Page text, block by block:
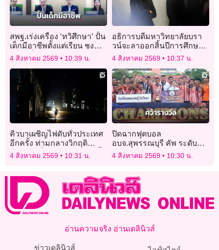
สพฐ.เร่งเครื่อง ‘ทวิศึกษา’ ปั้น
เด็กมีอาชีพตั้งแต่เรียน ชง
ขยายทั่วประเทศ
4 สิงหาคม 2569 10:39 น.
อธิการบดีมหาวิทยาลัยบรา
วน์จะลาออกสิ้นปีการศึกษา
หลังปะทะกับทรัมป์เรื่องเงิน
4 สิงหาคม 2569 10:37 น.
คิวบาเผชิญไฟดับทั่วประเทศ
อีกครั้ง ท่ามกลางวิกฤติ
พลังงานที่ทวีความรุนแรงขึ้น
4 สิงหาคม 2569 10:31 น.
ปิดฉากฟุตบอล
อบจ.สุพรรณบุรี คัพ ระดับ
มัธยมฯ รร.หนองผักนาก คว้า
4 สิงหาคม 2569 10:30 น.
อ่านความจริง อ่านเดลินิวส์
ข่าวเดลินิวส์